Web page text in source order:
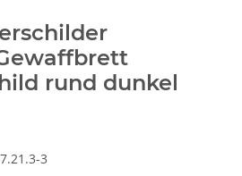
rund dunkel
3